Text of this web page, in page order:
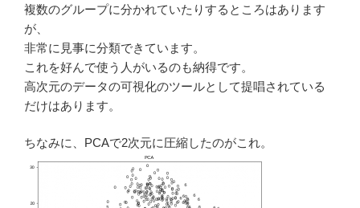
複数のグループに分かれていたりするところはあります
が、
非常に見事に分類できています。
これを好んで使う人がいるのも納得です。
高次元のデータの可視化のツールとして提唱されている
だけはあります。
ちなみに、PCAで2次元に圧縮したのがこれ。